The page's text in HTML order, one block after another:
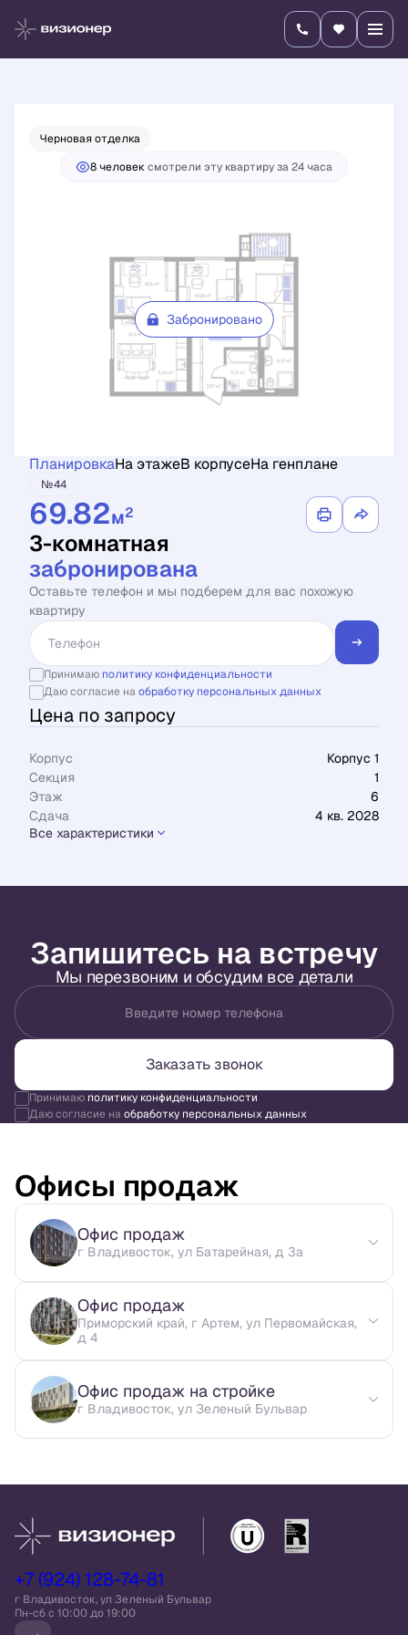
3-комнатная Цена по запросу
Черновая отделка
8 человексмотрели эту квартиру за 24 часа
Забронировано
ПланировкаНа этажеВ корпусеНа генплане
№44
69.82м2
3-комнатная
забронирована
Оставьте телефон и мы подберем для вас похожую
квартиру
Принимаю политику конфиденциальности
Даю согласие наобработку персональных данных
Цена по запросу
Корпус
Корпус 1
Секция
1
Этаж
6
Сдача
4 кв. 2028
Все характеристики
Запишитесь на встречу
Мы перезвоним и обсудим все детали
Введите номер телефона
Заказать звонок
Принимаю политику конфиденциальности
Даю согласие наобработку персональных данных
Офисы продаж
Офис продаж
г Владивосток, ул Батарейная, д 3а
Офис продаж
Приморский край, г Артем, ул Первомайская,
д 4
Офис продаж на стройке
г Владивосток, ул Зеленый Бульвар
+7 (924) 128-74-81
г Владивосток, ул Зеленый Бульвар
Пн-сб c 10:00 до 19:00